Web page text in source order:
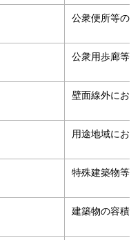
公衆便所等の
公衆用歩廊等
壁面線外にお
用途地域にお
特殊建築物等
建築物の容積